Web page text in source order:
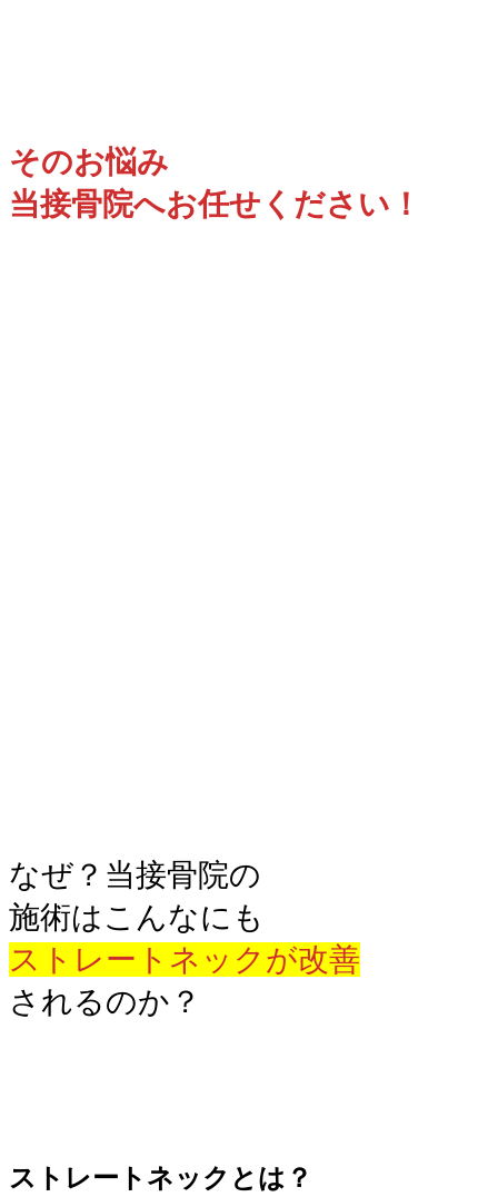
そのお悩み
当接骨院へお任せください！
なぜ？当接骨院の
施術はこんなにも
ストレートネックが改善
されるのか？
ストレートネックとは？